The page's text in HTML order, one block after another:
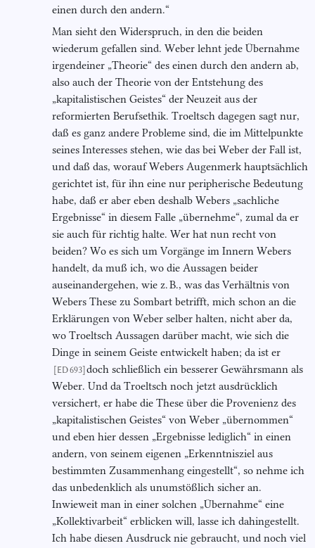
einen durch den andern.“
Man sieht den Widerspruch, in den die beiden
wiederum gefallen sind. Weber lehnt jede Übernahme
irgendeiner „Theorie“ des einen durch den andern ab,
also auch der Theorie von der Entstehung des
„kapitalistischen Geistes“ der Neuzeit aus der
reformierten Berufsethik. Troeltsch dagegen sagt nur,
daß es ganz andere Probleme sind, die im Mittelpunkte
seines Interesses stehen, wie das bei Weber der Fall ist,
und daß das, worauf Webers Augenmerk hauptsächlich
gerichtet ist, für ihn eine nur peripherische Bedeutung
habe, daß er aber eben deshalb Webers „sachliche
Ergebnisse“ in diesem Falle „übernehme“, zumal da er
sie auch für richtig halte. Wer hat nun recht von
beiden? Wo es sich um Vorgänge im Innern Webers
handelt, da muß ich, wo die Aussagen beider
auseinandergehen, wie z. B., was das Verhältnis von
Webers These zu Sombart betrifft, mich schon an die
Erklärungen von Weber selber halten, nicht aber da,
wo Troeltsch Aussagen darüber macht, wie sich die
Dinge in seinem Geiste entwickelt haben; da ist er
[ED 693] doch schließlich ein besserer Gewährsmann als
Weber. Und da Troeltsch noch jetzt ausdrücklich
versichert, er habe die These über die Provenienz des
„kapitalistischen Geistes“ von Weber „übernommen“
und eben hier dessen „Ergebnisse lediglich“ in einen
andern, von seinem eigenen „Erkenntnisziel aus
bestimmten Zusammenhang eingestellt“, so nehme ich
das unbedenklich als unumstößlich sicher an.
Inwieweit man in einer solchen „Übernahme“ eine
„Kollektivarbeit“ erblicken will, lasse ich dahingestellt.
Ich habe diesen Ausdruck nie gebraucht, und noch viel